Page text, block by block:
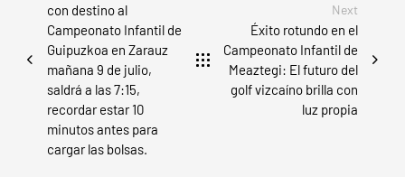
con destino al
Campeonato Infantil de
Guipuzkoa en Zarauz
mañana 9 de julio,
saldrá a las 7:15,
recordar estar 10
minutos antes para
cargar las bolsas.
Next
Éxito rotundo en el
Campeonato Infantil de
Meaztegi: El futuro del
golf vizcaíno brilla con
luz propia